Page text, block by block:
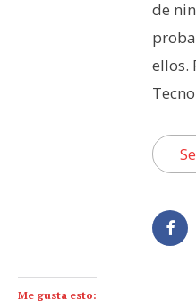
de
ellos.
Me gusta esto: